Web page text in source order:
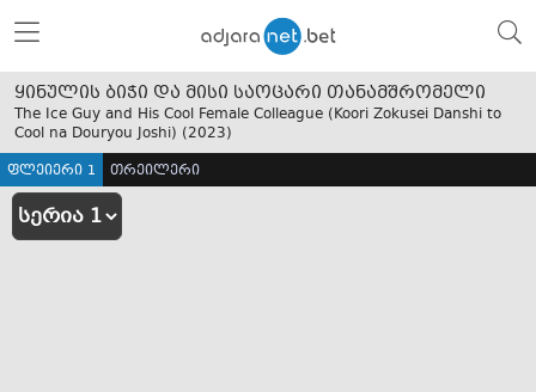
ყინულის ბიჭი და მისი საოცარი თანამშრომელი
The Ice Guy and His Cool Female Colleague (Koori Zokusei Danshi to
Cool na Douryou Joshi) (2023)
ფლეიერი 1 თრეილერი